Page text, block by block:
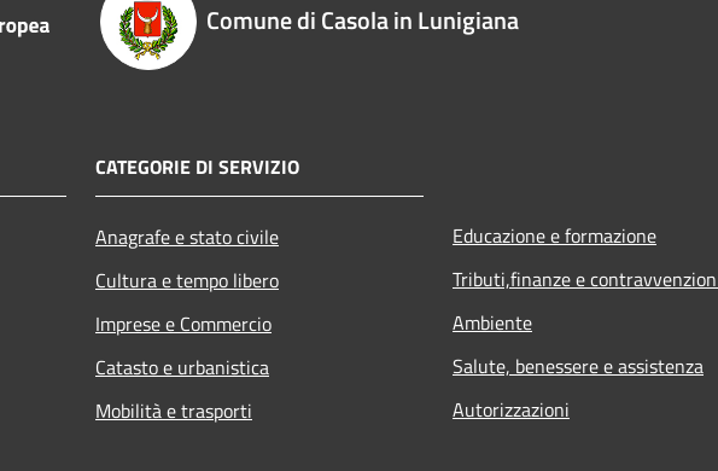
Comune di Casola in Lunigiana
CATEGORIE DI SERVIZIO
Anagrafe e stato civile
Cultura e tempo libero
Imprese e Commercio
Catasto e urbanistica
Mobilità e trasporti
Educazione e formazione
Tributi,finanze e
Ambiente
Salute, benessere e assistenza
Autorizzazioni